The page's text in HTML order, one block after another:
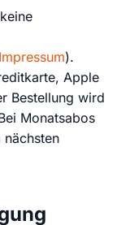
Impressum).
Apple
Bestellung wird
Monatsabos